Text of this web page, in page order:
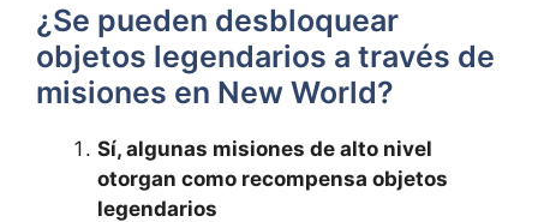
¿Se pueden desbloquear
objetos legendarios a través de
misiones en New World?
Sí, algunas misiones de alto nivel
otorgan como recompensa objetos
legendarios